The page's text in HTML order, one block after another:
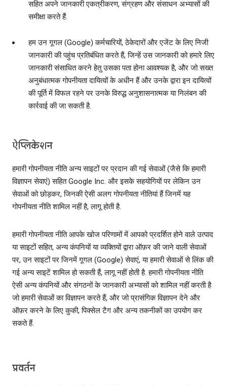
सहित अपने जानकारी एकत्रीकरण, संग्रहण और संसाधन अभ्यासों की
समीक्षा करते हैं.
हम उन गूगल (Google) कर्मचारियों, ठेकेदारों और एजेंट के लिए निजी
जानकारी की पहुंच प्रतिबंधित करते हैं, जिन्हें उस जानकारी को हमारे लिए
जानकारी संसाधित करने हेतु उसका पता होना आवश्‍यक है, और जो सख्‍त
अनुबंधात्‍मक गोपनीयता दायित्‍वों के अधीन हैं और उनके द्वारा इन दायित्‍वों
की पूर्ति में विफल रहने पर उनके विरुद्ध अनुशासनात्‍मक या निलंबन की
कार्रवाई की जा सकती है.
ऐप्लिकेशन
हमारी गोपनीयता नीति अन्य साइटों पर प्रदान की गई सेवाओं (जैसे कि हमारी
विज्ञापन सेवाएं) सहित Google Inc. और इसके सहयोगियों पर लेकिन उन
सेवाओं को छोड़कर, जिनकी ऐसी अलग गोपनीयता नीतियां हैं जिनमें यह
गोपनीयता नीति शामिल नहीं है, लागू होती है.
हमारी गोपनीयता नीति आपके खोज परिणामों में आपको प्रदर्शित होने वाले उत्पाद
या साइटों सहित, अन्य कंपनियों या व्यक्तियों द्वारा ऑफ़र की जाने वाली सेवाओं
पर, उन साइटों पर जिनमें गूगल (Google) सेवाएं, या हमारी सेवाओं से लिंक की
गई अन्य साइटें शामिल हो सकती हैं, लागू नहीं होती है. हमारी गोपनीयता नीति
ऐसी अन्य कंपनियों और संगठनों के जानकारी अभ्यासों को शामिल नहीं करती है
जो हमारी सेवाओं का विज्ञापन करते हैं, और जो प्रासंगिक विज्ञापन देने और
ऑफ़र करने के लिए कुकी, पिक्सेल टैग और अन्य तकनीकों का उपयोग कर
सकते हैं.
प्रवर्तन